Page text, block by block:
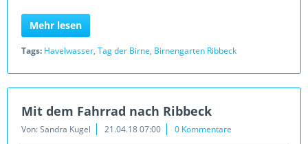
Mehr lesen
Tags: Havelwasser, Tag der Birne, Birnengarten Ribbeck
Mit dem Fahrrad nach Ribbeck
Von: Sandra Kugel 21.04.18 07:00 0 Kommentare